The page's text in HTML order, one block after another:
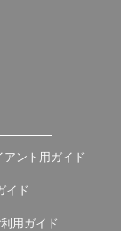
アント用ガイド
イド
用ガイド